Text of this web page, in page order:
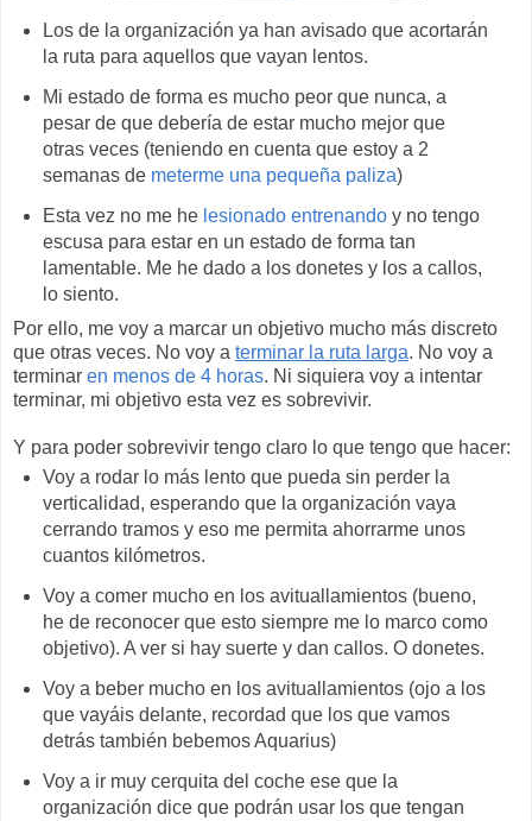
Los de la organización ya han avisado que acortarán
la ruta para aquellos que vayan lentos.
Mi estado de forma es mucho peor que nunca, a
pesar de que debería de estar mucho mejor que
otras veces (teniendo en cuenta que estoy a 2
semanas de meterme una pequeña paliza)
Esta vez no me he lesionado entrenandoy no tengo
escusa para estar en un estado de forma tan
lamentable. Me he dado a los donetes y los a callos,
lo siento.
Por ello, me voy a marcar un objetivo mucho más discreto
que otras veces. No voy a terminar la ruta larga. No voy a
terminar en menos de 4 horas. Ni siquiera voy a intentar
terminar, mi objetivo esta vez es sobrevivir.
Y para poder sobrevivir tengo claro lo que tengo que hacer:
Voy a rodar lo más lento que pueda sin perder la
verticalidad, esperando que la organización vaya
cerrando tramos y eso me permita ahorrarme unos
cuantos kilómetros.
Voy a comer mucho en los avituallamientos (bueno,
he de reconocer que esto siempre me lo marco como
objetivo). A ver si hay suerte y dan callos. O donetes.
Voy a beber mucho en los avituallamientos (ojo a los
que vayáis delante, recordad que los que vamos
detrás también bebemos Aquarius)
Voy a ir muy cerquita del coche ese que la
organización dice que podrán usar los que tengan